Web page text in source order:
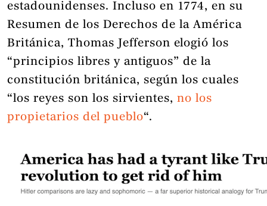
estadounidenses. Incluso en 1774, en su
Resumen de los Derechos de la América
Británica, Thomas Jefferson elogió los
“principios libres y antiguos” de la
constitución británica, según los cuales
“los reyes son los sirvientes, no los
propietarios del pueblo“.